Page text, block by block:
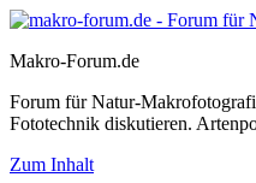
Makro-Forum.de
Forum für Natur-
Fototechnik diskutieren.
Zum Inhalt